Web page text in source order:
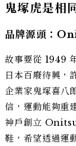
鬼塚虎是相
品牌源頭：
故事要從 1949
日本百廢待興，
企業家鬼塚喜
信，運動能夠重
神戶創立
鞋，希望透過運